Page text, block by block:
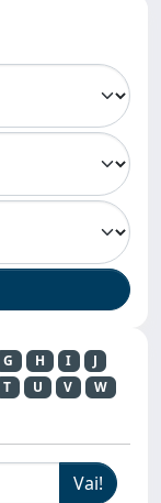
G H I
J
T U V
W